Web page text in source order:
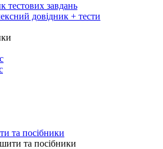
тестових завдань
довідник + тести
та посібники
та посібники